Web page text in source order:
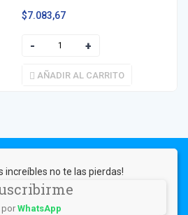
$7.083,67
AÑADIR AL CARRITO
increíbles no te las pierdas!
por WhatsApp